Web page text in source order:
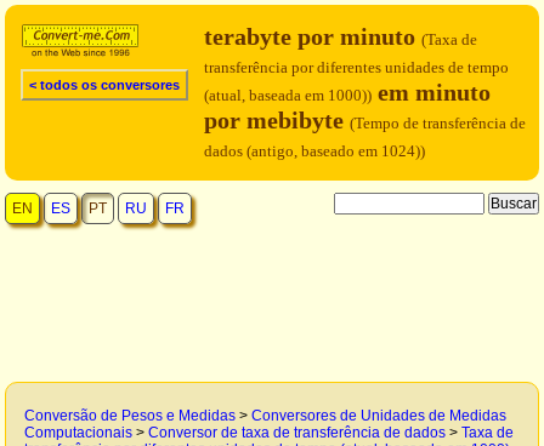
< todos os conversores
terabyte por minuto (Taxa de
transferência por diferentes unidades de tempo
(atual, baseada em 1000)) em minuto
por mebibyte (Tempo de transferência de
dados (antigo, baseado em 1024))
EN ES PT RU FR
Conversão de Pesos e Medidas > Conversores de Unidades de Medidas
Computacionais > Conversor de taxa de transferência de dados > Taxa de